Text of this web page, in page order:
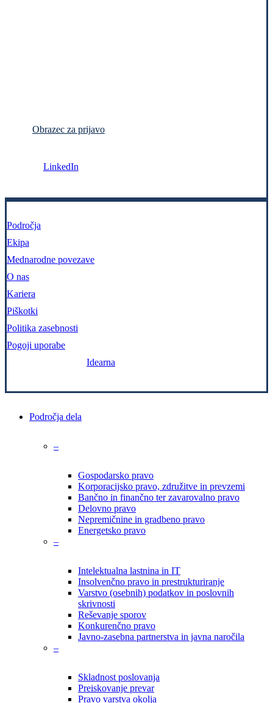
Obrazec za prijavo
LinkedIn
Področja
Ekipa
Mednarodne povezave
O nas
Kariera
Piškotki
Politika zasebnosti
Pogoji uporabe
Idearna
Close
Področja dela
–
Gospodarsko pravo
Korporacijsko pravo, združitve in prevzemi
Bančno in finančno ter zavarovalno pravo
Delovno pravo
Nepremičnine in gradbeno pravo
Energetsko pravo
–
Intelektualna lastnina in IT
Insolvenčno pravo in prestrukturiranje
Varstvo (osebnih) podatkov in poslovnih
skrivnosti
Reševanje sporov
Konkurenčno pravo
Javno-zasebna partnerstva in javna naročila
–
Skladnost poslovanja
Preiskovanje prevar
Pravo varstva okolja